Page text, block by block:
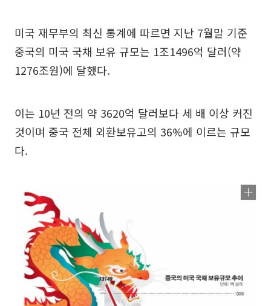
미국 재무부의 최신 통계에 따르면 지난 7월말 기준
중국의 미국 국채 보유 규모는 1조1496억 달러(약
1276조원)에 달했다.
이는 10년 전의 약 3620억 달러보다 세 배 이상 커진
것이며 중국 전체 외환보유고의 36%에 이르는 규모
다.